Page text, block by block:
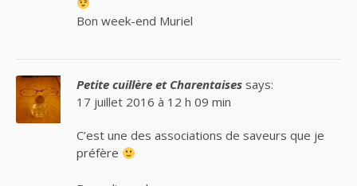
Bon week-end Muriel
Petite cuillère et Charentaises says:
17 juillet 2016 à 12 h 09 min
C’est une des associations de saveurs que je
préfère